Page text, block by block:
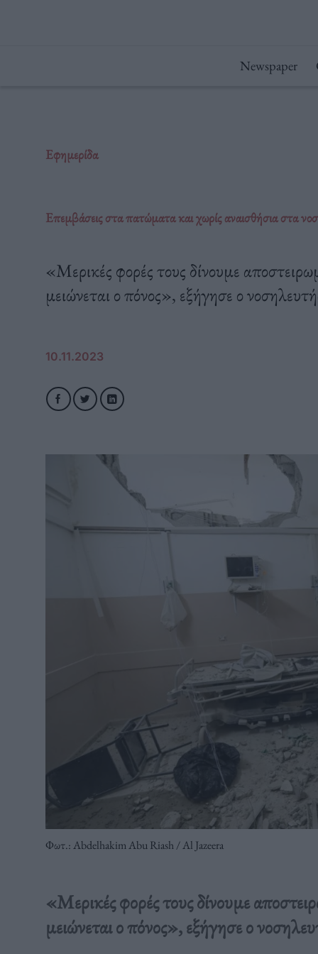
Newspaper
Εφημερίδα
Επεμβάσεις στα πατώματα και χωρίς αναισθήσια στα
«Μερικές φορές τους δίνουμε
μειώνεται ο πόνος», εξήγησε ο
10.11.2023
Φωτ.: Abdelhakim Abu Riash / Al Jazeera
«Μερικές φορές τους δίνουμε
μειώνεται ο πόνος», εξήγησε ο